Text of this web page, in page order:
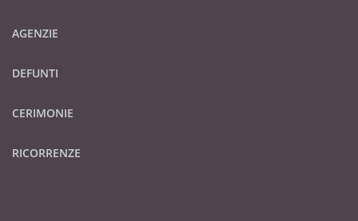
AGENZIE
DEFUNTI
CERIMONIE
RICORRENZE